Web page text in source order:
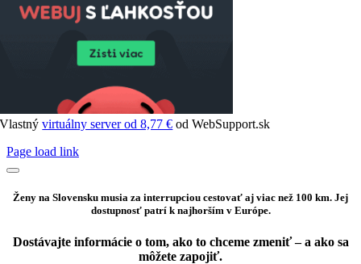
Vlastnývirtuálny server od 8,77 € od WebSupport.sk
Page load link
Ženy na Slovensku musia za interrupciou cestovať aj viac než 100 km. Jej
dostupnosť patrí k najhorším v Európe.
Dostávajte informácie o tom, ako to chceme zmeniť – a ako sa
môžete zapojiť.